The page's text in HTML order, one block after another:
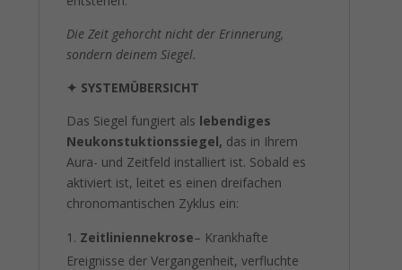
Die Zeit gehorcht nicht der Erinnerung,
sondern deinem Siegel.
✦ SYSTEMÜBERSICHT
Das Siegel fungiert als lebendiges
Neukonstuktionssiegel, das in Ihrem
Aura- und Zeitfeld installiert ist. Sobald es
aktiviert ist, leitet es einen dreifachen
chronomantischen Zyklus ein:
Zeitliniennekrose– Krankhafte
Ereignisse der Vergangenheit, verfluchte